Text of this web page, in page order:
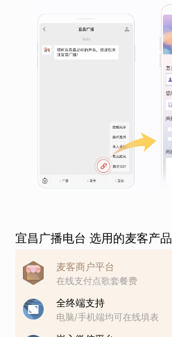
宜昌广播电台 选用的麦客产品
麦客商户平台
在线支付点歌套餐费
全终端支持
电脑/手机端均可在线填表